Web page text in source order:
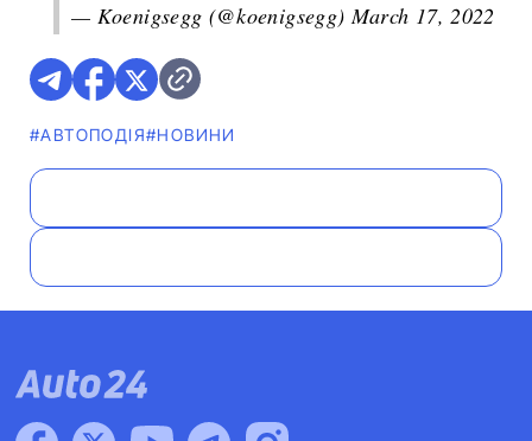
— Koenigsegg (@koenigsegg)March 17, 2022
#АВТОПОДІЯ#НОВИНИ